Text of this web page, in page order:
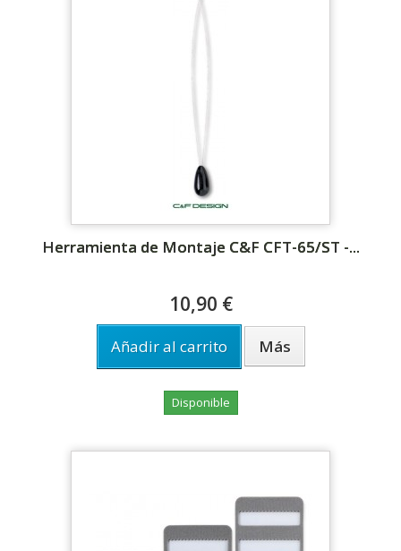
Herramienta de Montaje C&F CFT-65/ST -...
10,90 €
Añadir al carrito Más
Disponible